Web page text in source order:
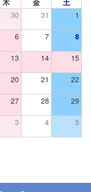
木 金
土
30 31 1
6 7 8
13 14 15
20 21 22
27 28 29
3 4 5